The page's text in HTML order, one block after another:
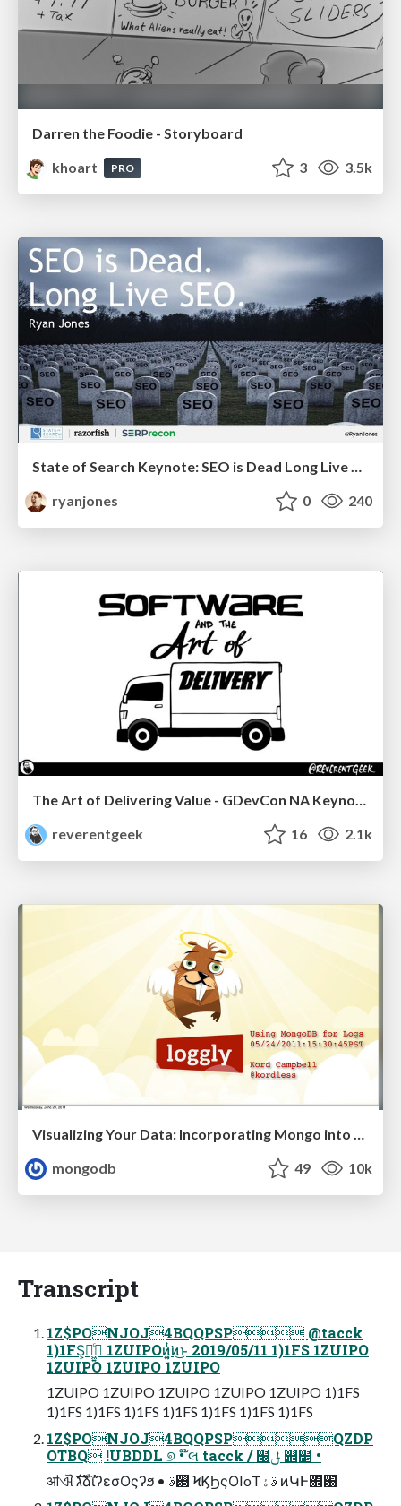
Darren the Foodie - Storyboard
khoart
PRO 3 3.5k
State of Search Keynote: SEO is Dead Long Live SEO
ryanjones
0 240
The Art of Delivering Value - GDevCon NA Keynote
reverentgeek
16 2.1k
mongodb
49 10k
Transcript
1Z$PONJOJ4BQQPSP @tacck
1)1FS͕ฉ͖͍ͨ 1ZUIPOͷ͍͔ͭ͘ͷ͜ͱ 2019/05/11 1)1FS 1ZUIPO
1ZUIPO 1ZUIPO 1ZUIPO
1ZUIPO 1ZUIPO 1ZUIPO 1ZUIPO 1ZUIPO 1)1FS
1)1FS 1)1FS 1)1FS 1)1FS 1)1FS 1)1FS 1)1FS
1Z$PONJOJ4BQQPSPQZDP
OTBQ !UBDDL ୭ • ໊લ tacck / ໦ݪ ୎໵ •
ॴଐ גࣜձࣾϊʔεσΟςʔϧ • ࢓ࣄ ϞϏϦςΟIoTࣄۀ ͷԿͰ΋԰